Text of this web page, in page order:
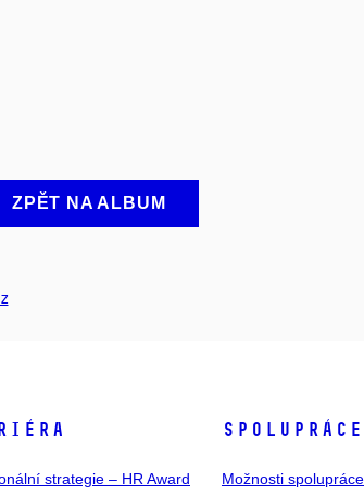
ZPĚT NA ALBUM
strategie – HR Award
SPOLUPRÁCE
Možnosti spolupráce